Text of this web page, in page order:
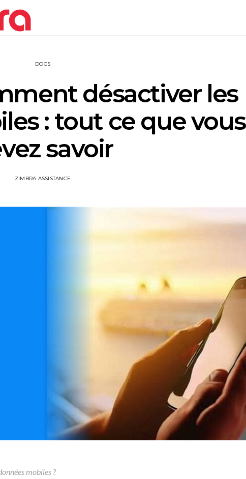
DOCS
désactiver les
: tout ce que vous
savoir
ZIMBRA ASSISTANCE
mobiles ?